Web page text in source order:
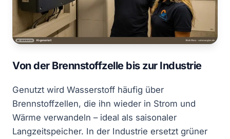
Von der Brennstoffzelle bis zur Industrie
Genutzt wird Wasserstoff häufig über
Brennstoffzellen, die ihn wieder in Strom und
Wärme verwandeln – ideal als saisonaler
Langzeitspeicher. In der Industrie ersetzt grüner